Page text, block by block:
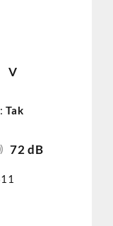
V
Tak
72 dB